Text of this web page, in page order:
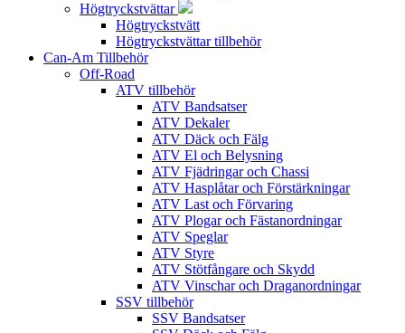
Högtryckstvättar
Högtryckstvätt
Högtryckstvättar tillbehör
Can-Am Tillbehör
Off-Road
ATV tillbehör
ATV Bandsatser
ATV Dekaler
ATV Däck och Fälg
ATV El och Belysning
ATV Fjädringar och Chassi
ATV Hasplåtar och Förstärkningar
ATV Last och Förvaring
ATV Plogar och Fästanordningar
ATV Speglar
ATV Styre
ATV Stötfångare och Skydd
ATV Vinschar och Draganordningar
SSV tillbehör
SSV Bandsatser